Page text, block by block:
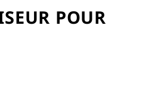
POUR